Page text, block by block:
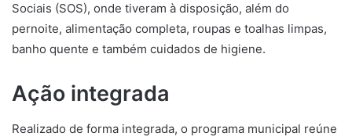
Sociais (SOS), onde tiveram à disposição, além do
pernoite, alimentação completa, roupas e toalhas limpas,
banho quente e também cuidados de higiene.
Ação integrada
Realizado de forma integrada, o programa municipal reúne